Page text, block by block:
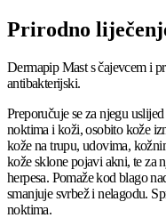
Prirodno
Dermapip Mast s čajevcem i
antibakterijski.
Preporučuje se za njegu
noktima i koži, osobito kože
kože na trupu, udovima,
kože sklone pojavi akni, te za
herpesa. Pomaže kod blago
smanjuje svrbež i nelagodu.
noktima.